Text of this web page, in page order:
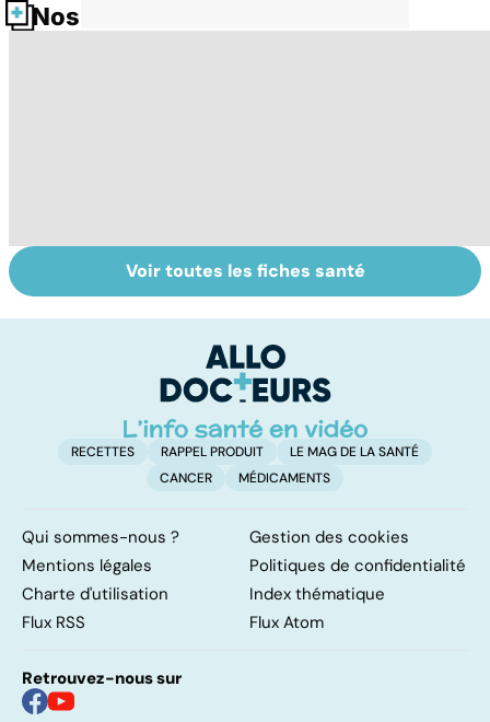
Nos fiches santé
Tout savoir sur le
cancer de la
Mélanome : le
plus redouté des
peau
Voir toutes les fiches santé
RECETTES RAPPEL PRODUIT
LE MAG DE LA SANTÉ
CANCER
MÉDICAMENTS
Qui sommes-nous ?
Gestion des cookies
Mentions légales
Politiques de confidentialité
Charte d'utilisation
Index thématique
Flux RSS
Flux Atom
Retrouvez-nous sur